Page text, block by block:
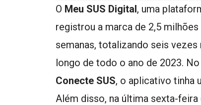
O Meu SUS Digital, uma
registrou a marca de 2,5
semanas, totalizando seis
longo de todo o ano de 2023.
Conecte SUS, o aplicativo tinha
Além disso, na última sexta-